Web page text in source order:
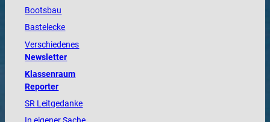
Bootsbau
Bastelecke
Verschiedenes
Newsletter
Klassenraum
Reporter
SR Leitgedanke